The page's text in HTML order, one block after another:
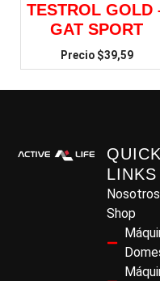
TESTROL GOLD
GAT SPORT
$39,59
QUICK
LINKS
Nosotros
Shop